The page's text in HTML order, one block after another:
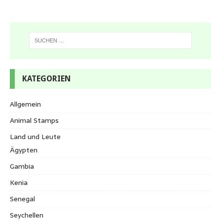
KATEGORIEN
Allgemein
Animal Stamps
Land und Leute
Ägypten
Gambia
Kenia
Senegal
Seychellen